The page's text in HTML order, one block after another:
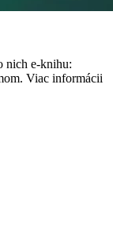
nich e-knihu:
Viac informácii